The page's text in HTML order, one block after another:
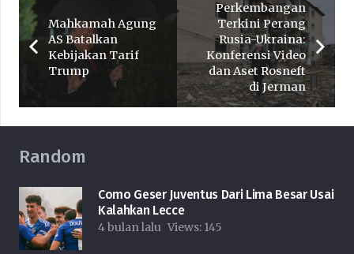
Mahkamah Agung
AS Batalkan
Kebijakan Tarif
Trump
Perkembangan
Terkini Perang
Rusia-Ukraina:
Konferensi Video
dan Aset Rosneft
di Jerman
Random
Como Geser Juventus Dari Lima Besar Usai
Kalahkan Lecce
4 bulan lalu Views: 145